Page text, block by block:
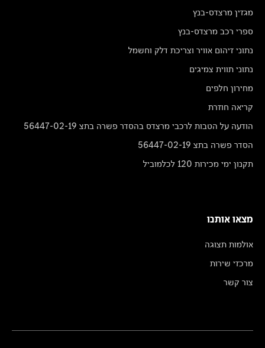
מגזין מרצדס-בנץ
ספרי רכב מרצדס-בנץ
נתוני זיהום אוויר וצריכת דלק וחשמל
נתוני תווית צמיגים
מחירון חלפים
קריאה חוזרת
הודעה על הטבות לרכבי מרצדס בהסדר פשרה בתצ 56447-02-19
הסדר פשרה בתצ 56447-02-19
תקנון ימי מכירות 120 לכלמוביל
מצאו אותנו
אולמות תצוגה
מרכזי שירות
צור קשר